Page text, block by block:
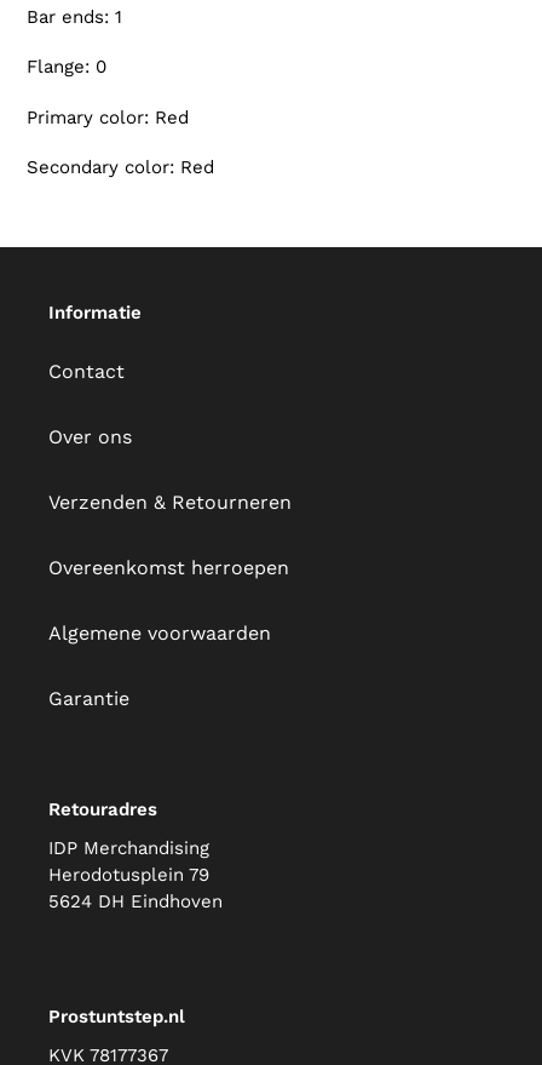
Bar ends: 1
Flange: 0
Primary color: Red
Secondary color: Red
Informatie
Contact
Over ons
Verzenden & Retourneren
Overeenkomst herroepen
Algemene voorwaarden
Garantie
Retouradres
IDP Merchandising
Herodotusplein 79
5624 DH Eindhoven
Prostuntstep.nl
KVK 78177367